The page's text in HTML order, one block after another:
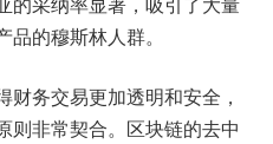
的穆斯林人群。
务交易更加透明和安全，
则非常契合。区块链的去中